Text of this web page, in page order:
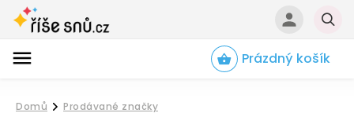
Prázdný košík
Domů
/
Prodávané značky